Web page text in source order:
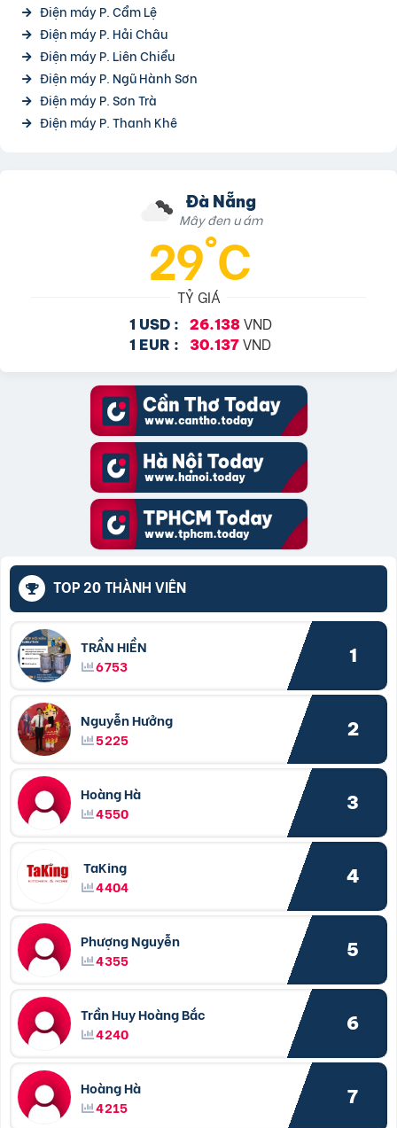
Điện máy P. Cẩm Lệ
Điện máy P. Hải Châu
Điện máy P. Liên Chiểu
Điện máy P. Ngũ Hành Sơn
Điện máy P. Sơn Trà
Điện máy P. Thanh Khê
Đà Nẵng
Mây đen u ám
29°C
TỶ GIÁ
1 USD : 26.138VND
1 EUR : 30.137 VND
TOP 20 THÀNH VIÊN
TRẦN HIỀN
6753
1
Nguyễn Hưởng
5225
2
Hoàng Hà
4550
3
TaKing
4404
4
Phượng Nguyễn
4355
5
Trần Huy Hoàng Bắc
4240
6
Hoàng Hà
4215
7